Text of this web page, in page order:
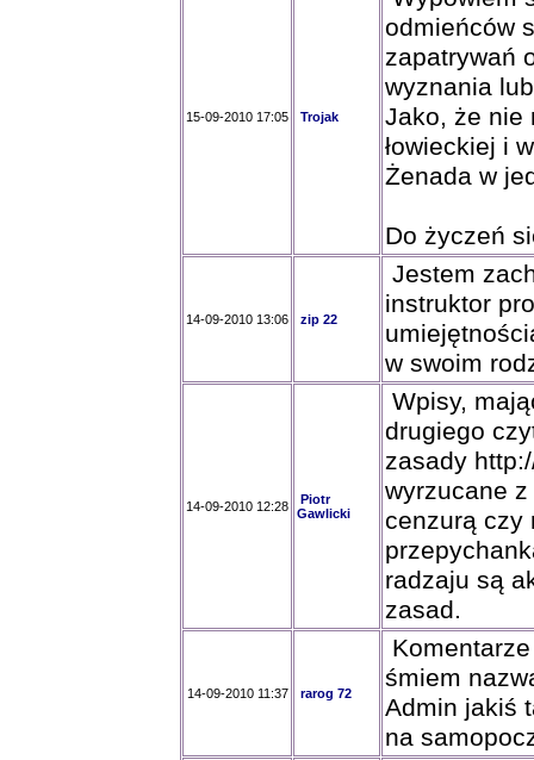
15-09-2010 17:05 Trojak
odmieńców
zapatrywań
wyznania
Jako, że nie
łowieckiej i
Żenada w
Do życzeń
14-09-2010 13:06 zip 22
Jestem
instruktor
w swoim
14-09-2010 12:28
Piotr
Gawlicki
Wpisy,
drugiego
zasady
wyrzucane
cenzurą czy
radzaju są
zasad.
14-09-2010 11:37 rarog 72
śmiem
Admin jakiś
na